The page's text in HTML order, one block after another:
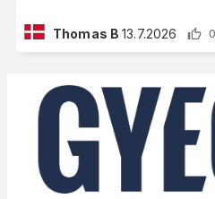
Thomas B 13.7.2026 0